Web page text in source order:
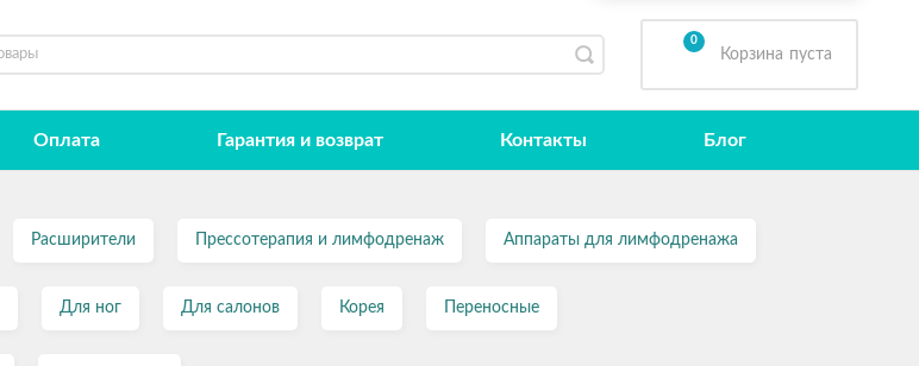
0
Корзина пуста
Оплата Гарантия и возврат Контакты Блог
Расширители Прессотерапия и лимфодренаж Аппараты для лимфодренажа
Для ног Для салонов Корея Переносные